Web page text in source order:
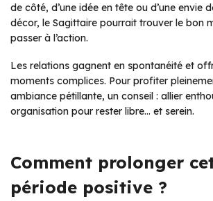
de côté, d’une idée en tête ou d’une envie
décor, le Sagittaire pourrait trouver le bon
passer à l’action.
Les relations gagnent en spontanéité et
moments complices. Pour profiter
ambiance pétillante, un conseil : allier
organisation pour rester libre… et serein.
Comment prolonger
période positive ?